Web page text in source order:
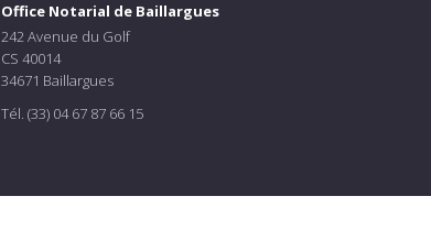
Office Notarial de Baillargues
242 Avenue du Golf
CS 40014
34671 Baillargues
Tél. (33) 04 67 87 66 15